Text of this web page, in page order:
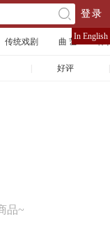
登录
传统戏剧 曲 艺 体
好评
品~
In English